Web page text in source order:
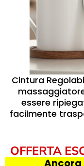
Cintura
essere
facilmente
OFFERTA